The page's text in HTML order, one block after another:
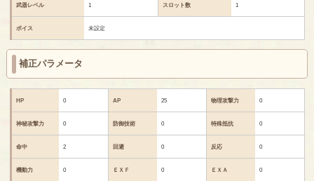
武器レベル 1 スロット数 1
ボイス 未設定
補正パラメータ
HP 0 AP 25 物理攻撃力 0
神秘攻撃力 0 防御技術 0 特殊抵抗 0
命中 2 回避 0 反応 0
機動力 0 ＥＸＦ 0 ＥＸＡ 0